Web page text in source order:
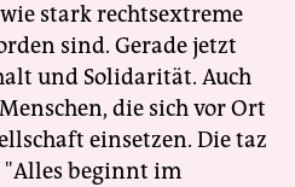
stark rechtsextreme
sind. Gerade jetzt
und Solidarität. Auch
die sich vor Ort
einsetzen. Die taz
beginnt im